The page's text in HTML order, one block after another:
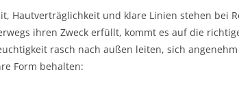
Hautverträglichkeit und klare Linien stehen bei
ihren Zweck erfüllt, kommt es auf die
rasch nach außen leiten, sich
Form behalten: